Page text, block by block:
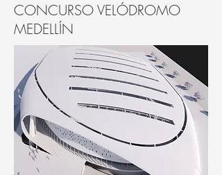
CONCURSO VELÓDROMO
MEDELLÍN